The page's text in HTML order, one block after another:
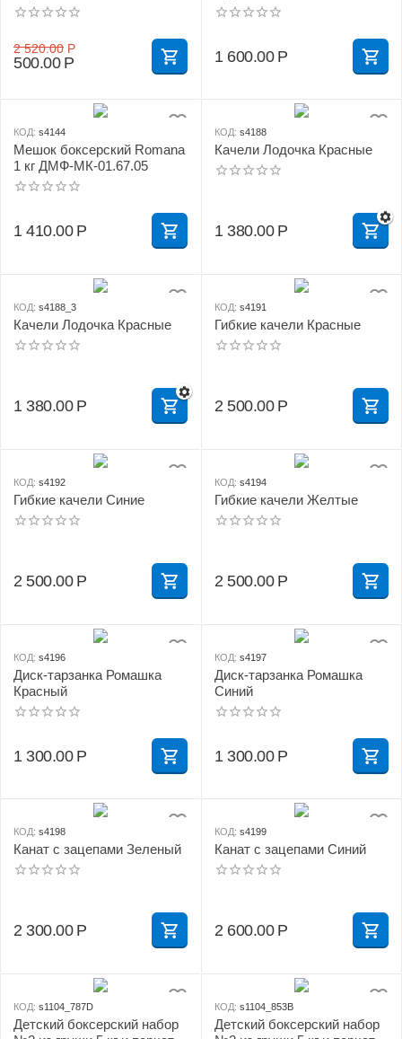
2 520.00 Р
500.00 Р 1 600.00 Р
КОД: s4144
Мешок боксерский Romana
1 кг ДМФ-МК-01.67.05
1 410.00 Р
КОД: s4188
Качели Лодочка Красные
1 380.00 Р
КОД: s4188_3
Качели Лодочка Красные
1 380.00 Р
КОД: s4191
Гибкие качели Красные
2 500.00 Р
КОД: s4192
Гибкие качели Синие
2 500.00 Р
КОД: s4194
Гибкие качели Желтые
2 500.00 Р
КОД: s4196
Диск-тарзанка Ромашка
Красный
1 300.00 Р
КОД: s4197
Диск-тарзанка Ромашка
Синий
1 300.00 Р
КОД: s4198
Канат с зацепами Зеленый
2 300.00 Р
КОД: s4199
Канат с зацепами Синий
2 600.00 Р
КОД: s1104_787D
Детский боксерский набор
КОД: s1104_853B
Детский боксерский набор